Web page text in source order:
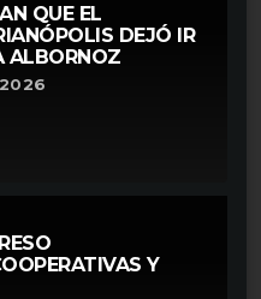
QUE EL
DEJÓ IR
ALBORNOZ
Y